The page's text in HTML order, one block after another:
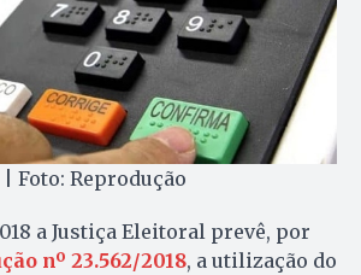
Foto: Reprodução
a Justiça Eleitoral prevê, por
nº 23.562/2018, a utilização do